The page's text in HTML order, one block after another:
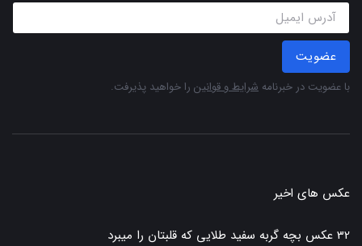
عضویت
با عضویت در خبرنامه شرایط و قوانین را خواهید پذیرفت.
عکس های اخیر
32 عکس بچه گربه سفید طلایی که قلبتان را میبرد